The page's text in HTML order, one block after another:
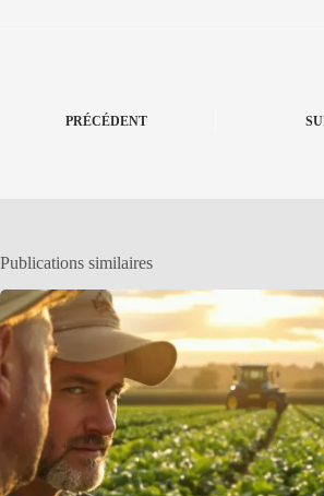
PRÉCÉDENT
Publications similaires